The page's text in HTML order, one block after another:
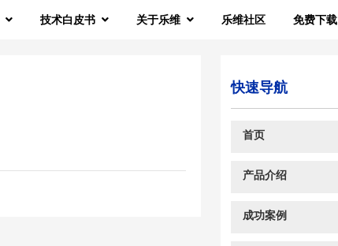
技术白皮书 关于乐维 乐维社区 免费下载
快速导航
首页
产品介绍
成功案例